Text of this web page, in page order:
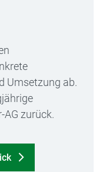
Umsetzung ab.
AG zurück.